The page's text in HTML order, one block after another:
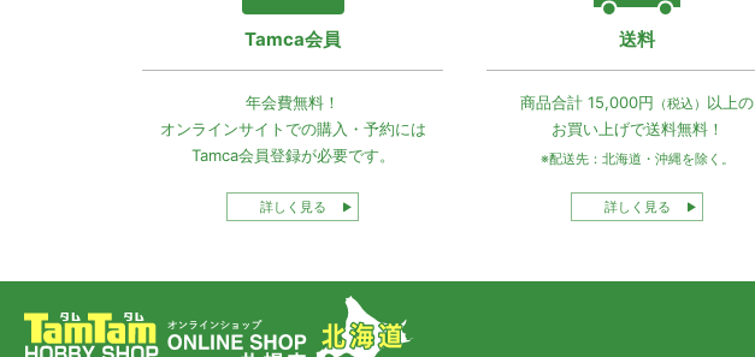
Tamca会員
年会費無料！
オンラインサイトでの購入・予約には
Tamca会員登録が必要です。
詳しく見る
送料
商品合計 15,000円 （税込） 以上の
お買い上げで送料無料！
※配送先：北海道・沖縄を除く。
詳しく見る